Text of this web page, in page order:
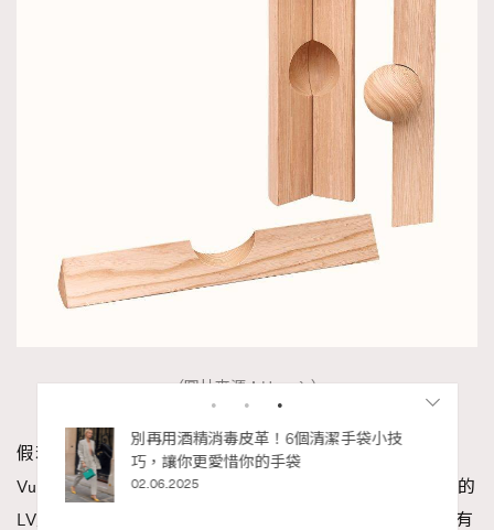
（圖片來源：Hermès）
假若你完全不想玩太多規則的遊戲，不如就玩這套Louis
Vuitton色彩鮮明的層層疊吧。名為「Monogram Tower」的
LV層層疊設計非常精緻，每塊積木以樹脂玻璃製作，綴有
顯
別再用酒精消毒皮革！6個清潔手袋小技
巧，讓你更愛惜你的手袋
02.06.2025